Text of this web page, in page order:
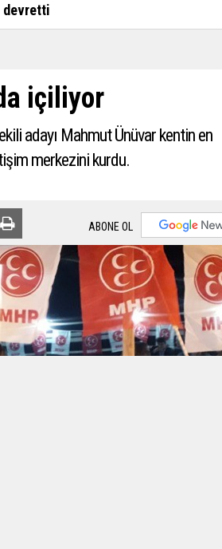
devretti
içiliyor
adayı Mahmut Ünüvar kentin en
merkezini kurdu.
ABONE OL